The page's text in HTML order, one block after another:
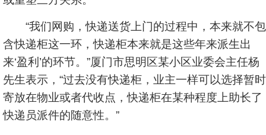
“我们网购，快递送货上门的过程中，本来就不包
含快递柜这一环，快递柜本来就是这些年来派生出
来‘盈利’的环节。”厦门市思明区某小区业委会主任杨
先生表示，“过去没有快递柜，业主一样可以选择暂时
寄放在物业或者代收点，快递柜在某种程度上助长了
快递员派件的随意性。”